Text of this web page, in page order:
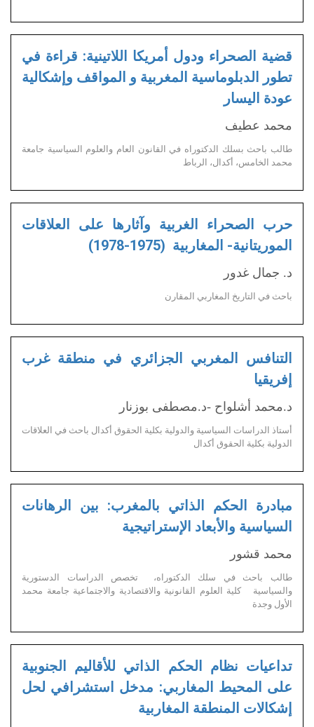
قضية الصحراء ودول أمريكا اللاتينية: قراءة في
تطور الدبلوماسية المغربية و المواقف وإشكالية
عودة اليسار
محمد عطيف
طالب باحث بسلك الدكتوراه في القانون العام والعلوم السياسية جامعة
محمد الخامس، أكدال، الرباط
حرب الصحراء الغربية وآثارها على العلاقات
الموريتانية- المغاربية (1975-1978)
د. جمال غدور
باحث في التاريخ المغاربي المقارن
التنافس المغربي الجزائري في منطقة غرب
إفريقيا
د.محمد أشلواح -د.مصطفى بوزنار
أستاذ الدراسات السياسية والدولية بكلية الحقوق أكدال باحث في العلاقات
الدولية بكلية الحقوق أكدال
مبادرة الحكم الذاتي بالمغرب: بين الرهانات
السياسية والأبعاد الإستراتيجية
محمد قشور
طالب باحث في سلك الدكتوراه، تخصص الدراسات الدستورية
والسياسية كلية العلوم القانونية والاقتصادية والاجتماعية جامعة محمد
الأول وجدة
تداعيات نظام الحكم الذاتي للأقاليم الجنوبية
على المحيط المغاربي: مدخل استشرافي لحل
إشكالات المنطقة المغاربية